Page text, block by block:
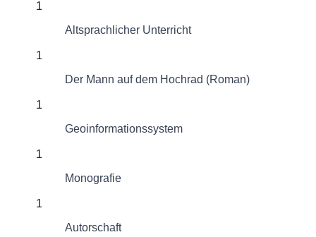
1
Altsprachlicher Unterricht
1
Der Mann auf dem Hochrad (Roman)
1
Geoinformationssystem
1
Monografie
1
Autorschaft